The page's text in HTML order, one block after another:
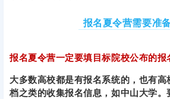
报名夏令营需要准
报名夏令营一定要填目标院校公布的报
大多数高校都是有报名系统的，也有
档之类的收集报名信息，如中山大学。